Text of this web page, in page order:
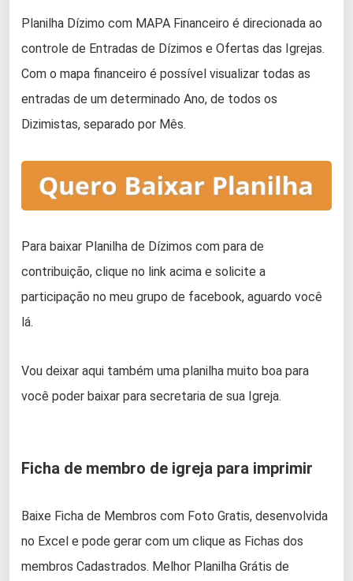
Planilha Dízimo com MAPA Financeiro é direcionada ao
controle de Entradas de Dízimos e Ofertas das Igrejas.
Com o mapa financeiro é possível visualizar todas as
entradas de um determinado Ano, de todos os
Dizimistas, separado por Mês.
Para baixar Planilha de Dízimos com para de
contribuição, clique no link acima e solicite a
participação no meu grupo de facebook, aguardo você
lá.
Vou deixar aqui também uma planilha muito boa para
você poder baixar para secretaria de sua Igreja.
Ficha de membro de igreja para imprimir
Baixe Ficha de Membros com Foto Gratis, desenvolvida
no Excel e pode gerar com um clique as Fichas dos
membros Cadastrados. Melhor Planilha Grátis de